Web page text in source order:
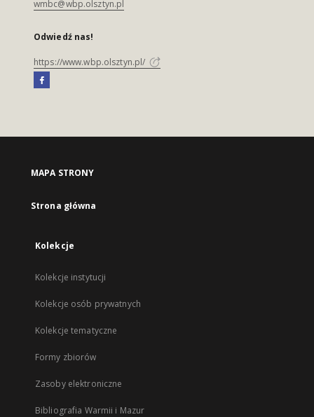
wmbc@wbp.olsztyn.pl
Odwiedź nas!
https://www.wbp.olsztyn.pl/
MAPA STRONY
Strona główna
Kolekcje
Kolekcje instytucji
Kolekcje osób prywatnych
Kolekcje tematyczne
Formy zbiorów
Zasoby elektroniczne
Bibliografia Warmii i Mazur